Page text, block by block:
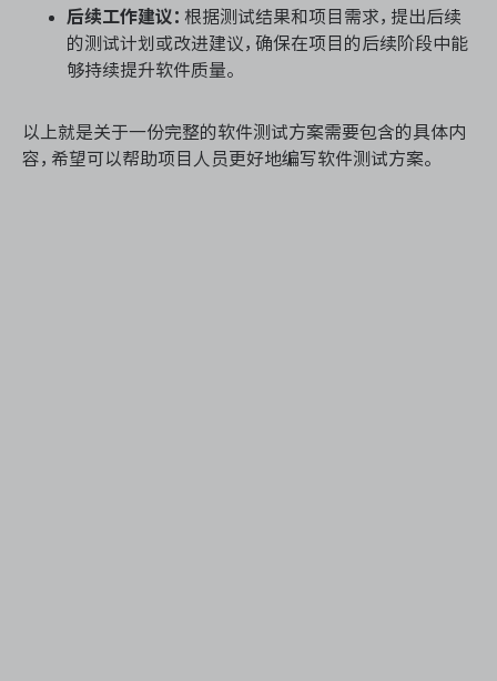
后续工作建议： 根据测试结果和项目需求，提出后续
的测试计划或改进建议，确保在项目的后续阶段中能
够持续提升软件质量。
以上就是关于一份完整的软件测试方案需要包含的具体内
容，希望可以帮助项目人员更好地编写软件测试方案。